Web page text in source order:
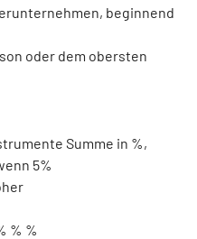
beginnend
oder dem obersten
Summe in %,
5%
% %